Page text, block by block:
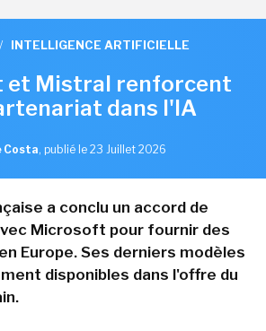
/ INTELLIGENCE ARTIFICIELLE
et Mistral renforcent
dans l'IA
Costa, publié le 23 Juillet 2026
a conclu un accord de
Microsoft pour fournir des
Europe. Ses derniers modèles
disponibles dans l'offre du